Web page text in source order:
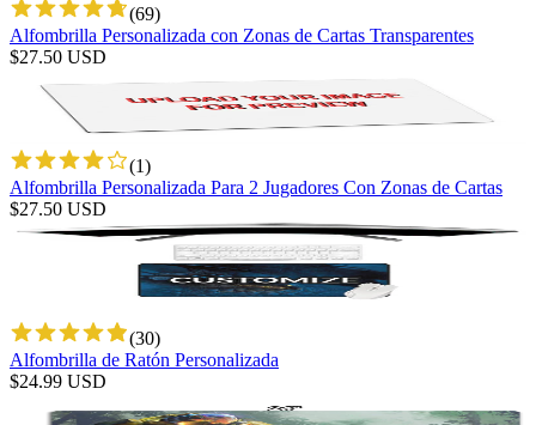
(69)
Alfombrilla Personalizada con Zonas de Cartas Transparentes
$27.50 USD
(1)
Alfombrilla Personalizada Para 2 Jugadores Con Zonas de Cartas
$27.50 USD
(30)
Alfombrilla de Ratón Personalizada
$24.99 USD